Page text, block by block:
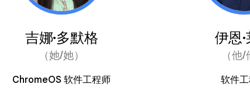
吉娜·多默格
（她/她）
ChromeOS 软件工程师
伊恩
（他/
软件